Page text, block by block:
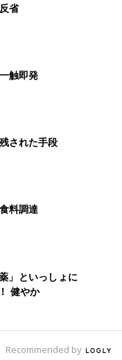
省
触即発
された手段
料調達
」といっしょに
健やか
Recommended by